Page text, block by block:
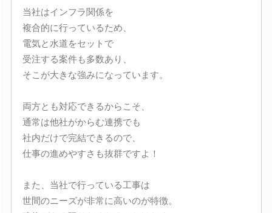
当社はインフラ関係を
複合的に行っているため、
電気と水道をセットで
受注する案件も多数あり、
そこが大きな強みになっています。
両方とも対応できるからこそ、
通常は他社がからむ連携でも
社内だけで完結できるので、
仕事の進めやすさも抜群ですよ！
また、当社で行っている工事は
世間のニーズが非常に高いのが特徴。